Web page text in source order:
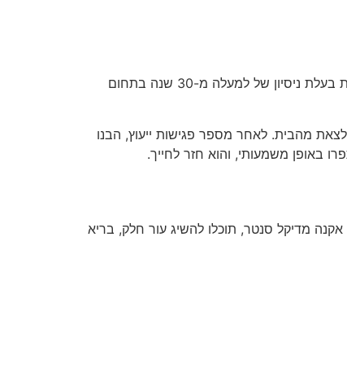
אחד היתרונות הבולטים של אקנה מדיקל סנטר הוא הגישה האישית והמקיפה לכל מטופל. כרמי, בעלת הקליניקה, היא מומחית בעלת ניסיון של למעלה מ-30 שנה בתחום
מהבית. לאחר מספר פגישות ייעוץ, הבנו
באופן משמעותי, והוא חזר לחייך.
מדיקל סנטר, תוכלו להשיג עור חלק, בריא